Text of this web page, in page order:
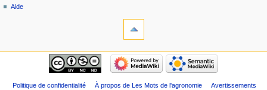
Aide
Politique de confidentialité À propos de Les Mots de l'agronomie Avertissements